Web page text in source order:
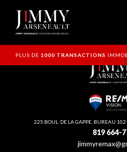
PLUS DE 1000 TRANSACTIONS
225 BOUL. DE LA GAPPE, BUREAU
819 664-